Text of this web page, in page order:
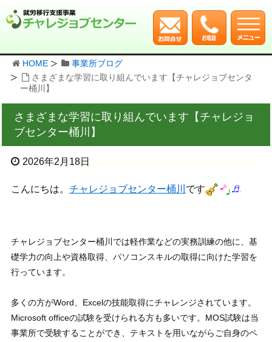
HOME
事業所ブログ
さまざまな学習に取り組んでいます【チャレジョブセンタ
ー桶川】
さまざまな学習に取り組んでいます【チャレジョ
ブセンター桶川】
2026年2月18日
こんにちは。 チャレジョブセンター桶川 です
チャレジョブセンター桶川では軽作業などの実務訓練の他に、基
礎学力の向上や資格取得、パソコンスキルの取得に向けた学習を
行っています。
多くの方がWord、Excelの技能取得にチャレンジされています。
Microsoft officeの試験を受けられる方も多いです。MOS試験は当
事業所で受験することができ、テキストを用いながらご自身のペ